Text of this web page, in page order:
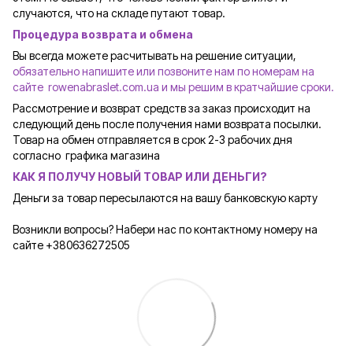
случаются, что на складе путают товар.
Процедура возврата и обмена
Вы всегда можете расчитывать на решение ситуации,
обязательно напишите или позвоните нам по номерам на
сайте rowenabraslet.com.ua и мы решим в кратчайшие сроки.
Рассмотрение и возврат средств за заказ происходит на
следующий день после получения нами возврата посылки.
Товар на обмен отправляется в срок 2-3 рабочих дня
согласно графика магазина
КАК Я ПОЛУЧУ НОВЫЙ ТОВАР ИЛИ ДЕНЬГИ?
Деньги за товар пересылаются на вашу банковскую карту
Возникли вопросы? Набери нас по контактному номеру на
сайте +380636272505